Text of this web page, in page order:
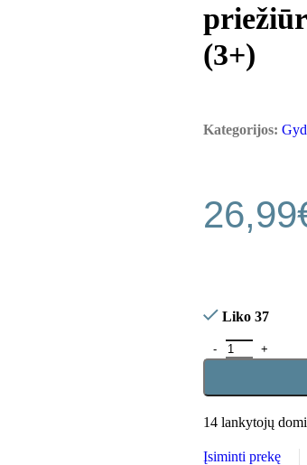
(3+)
Kategorijos:
26,99
Liko 37
14 lankytojų
Įsiminti prekę